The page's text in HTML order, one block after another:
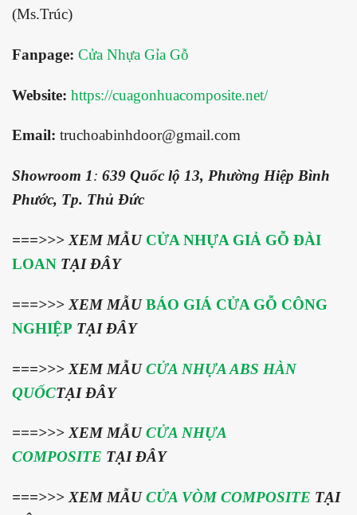
(Ms.Trúc)
Fanpage: Cửa Nhựa Gỉa Gỗ
Website: https://cuagonhuacomposite.net/
Email: truchoabinhdoor@gmail.com
Showroom 1: 639 Quốc lộ 13, Phường Hiệp Bình
Phước, Tp. Thủ Đức
===>>> XEM MẪUCỬA NHỰA GIẢ GỖ ĐÀI
LOAN TẠI ĐÂY
===>>> XEM MẪU BÁO GIÁ CỬA GỖ CÔNG
NGHIỆP TẠI ĐÂY
===>>> XEM MẪUCỬA NHỰA ABS HÀN
QUỐCTẠI ĐÂY
===>>> XEM MẪUCỬA NHỰA
COMPOSITE TẠI ĐÂY
===>>> XEM MẪUCỬA VÒM COMPOSITE TẠI